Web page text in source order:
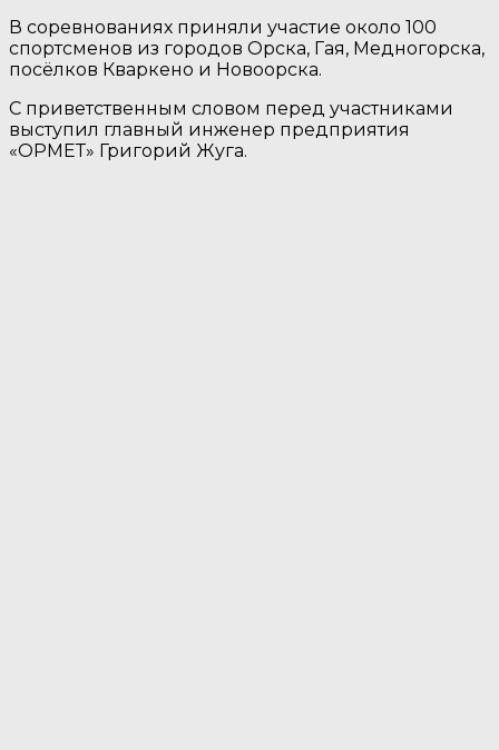
В соревнованиях приняли участие около 100
спортсменов из городов Орска, Гая, Медногорска,
посёлков Кваркено и Новоорска.
С приветственным словом перед участниками
выступил главный инженер предприятия
«ОРМЕТ» Григорий Жуга.